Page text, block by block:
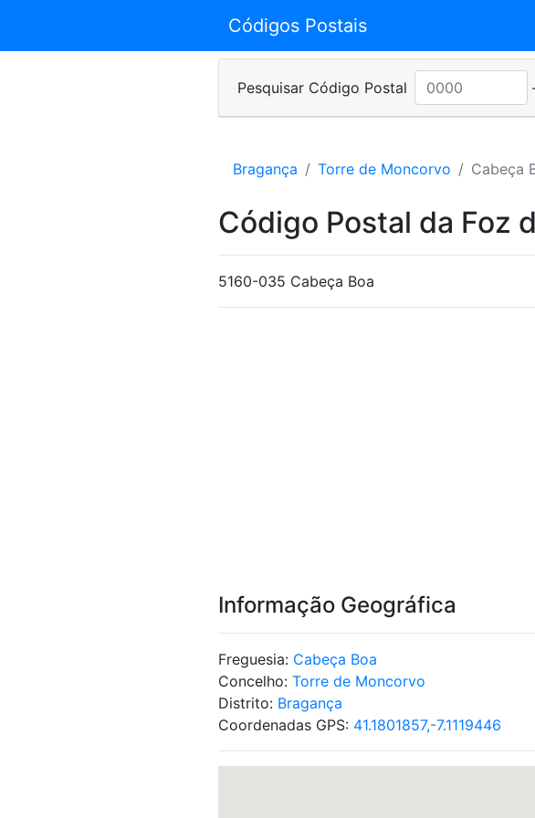
Códigos Postais
Pesquisar Código Postal
Bragança Torre de Moncorvo Cabeça
Código Postal da Foz
5160-035 Cabeça Boa
Informação Geográfica
Freguesia: Cabeça Boa
Concelho: Torre de Moncorvo
Distrito: Bragança
Coordenadas GPS: 41.1801857,-7.1119446